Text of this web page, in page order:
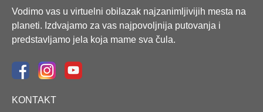
Vodimo vas u virtuelni obilazak najzanimljivijih mesta na
planeti. Izdvajamo za vas najpovoljnija putovanja i
predstavljamo jela koja mame sva čula.
KONTAKT